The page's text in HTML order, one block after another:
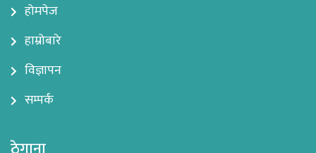
होमपेज
हाम्रोबारे
विज्ञापन
सम्पर्क